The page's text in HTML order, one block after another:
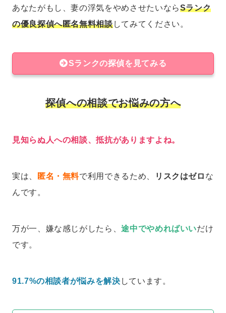
あなたがもし、妻の浮気をやめさせたいならSランク
の優良探偵へ匿名無料相談してみてください。
Sランクの探偵を見てみる
探偵への相談でお悩みの方へ
見知らぬ人への相談、抵抗がありますよね。
実は、 匿名・無料で利用できるため、 リスクはゼロ な
んです。
万が一、嫌な感じがしたら、途中でやめればいいだけ
です。
91.7%の相談者が悩みを解決 しています。